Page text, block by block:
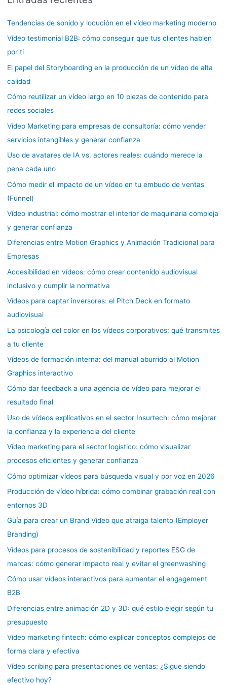
c
a
Tendencias de sonido y locución en el vídeo marketing moderno
Vídeo testimonial B2B: cómo conseguir que tus clientes hablen
por ti
El papel del Storyboarding en la producción de un vídeo de alta
calidad
Cómo reutilizar un vídeo largo en 10 piezas de contenido para
redes sociales
Vídeo Marketing para empresas de consultoría: cómo vender
servicios intangibles y generar confianza
Uso de avatares de IA vs. actores reales: cuándo merece la
pena cada uno
Cómo medir el impacto de un vídeo en tu embudo de ventas
(Funnel)
Vídeo industrial: cómo mostrar el interior de maquinaria compleja
y generar confianza
Diferencias entre Motion Graphics y Animación Tradicional para
Empresas
Accesibilidad en vídeos: cómo crear contenido audiovisual
inclusivo y cumplir la normativa
Vídeos para captar inversores: el Pitch Deck en formato
audiovisual
La psicología del color en los vídeos corporativos: qué transmites
a tu cliente
Vídeos de formación interna: del manual aburrido al Motion
Graphics interactivo
Cómo dar feedback a una agencia de vídeo para mejorar el
resultado final
Uso de vídeos explicativos en el sector Insurtech: cómo mejorar
la confianza y la experiencia del cliente
Vídeo marketing para el sector logístico: cómo visualizar
procesos eficientes y generar confianza
Cómo optimizar vídeos para búsqueda visual y por voz en 2026
Producción de vídeo híbrida: cómo combinar grabación real con
entornos 3D
Guía para crear un Brand Video que atraiga talento (Employer
Branding)
Vídeos para procesos de sostenibilidad y reportes ESG de
marcas: cómo generar impacto real y evitar el greenwashing
Cómo usar vídeos interactivos para aumentar el engagement
B2B
Diferencias entre animación 2D y 3D: qué estilo elegir según tu
presupuesto
Video marketing fintech: cómo explicar conceptos complejos de
forma clara y efectiva
Vídeo scribing para presentaciones de ventas: ¿Sigue siendo
efectivo hoy?